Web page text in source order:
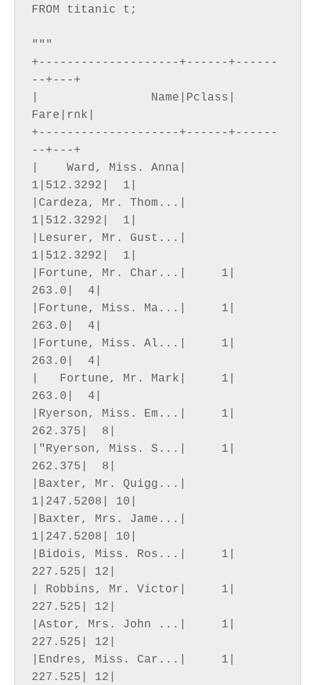
FROM titanic t;
"""
+--------------------+------+------
--+---+
|                Name|Pclass|
Fare|rnk|
+--------------------+------+------
--+---+
|    Ward, Miss. Anna|
1|512.3292|  1|
|Cardeza, Mr. Thom...|
1|512.3292|  1|
|Lesurer, Mr. Gust...|
1|512.3292|  1|
|Fortune, Mr. Char...|     1|
263.0|  4|
|Fortune, Miss. Ma...|     1|
263.0|  4|
|Fortune, Miss. Al...|     1|
263.0|  4|
|   Fortune, Mr. Mark|     1|
263.0|  4|
|Ryerson, Miss. Em...|     1|
262.375|  8|
|"Ryerson, Miss. S...|     1|
262.375|  8|
|Baxter, Mr. Quigg...|
1|247.5208| 10|
|Baxter, Mrs. Jame...|
1|247.5208| 10|
|Bidois, Miss. Ros...|     1|
227.525| 12|
| Robbins, Mr. Victor|     1|
227.525| 12|
|Astor, Mrs. John ...|     1|
227.525| 12|
|Endres, Miss. Car...|     1|
227.525| 12|